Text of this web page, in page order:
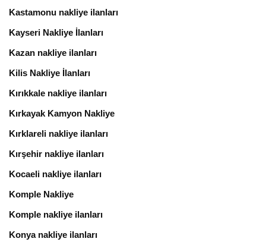
Kastamonu nakliye ilanları
Kayseri Nakliye İlanları
Kazan nakliye ilanları
Kilis Nakliye İlanları
Kırıkkale nakliye ilanları
Kırkayak Kamyon Nakliye
Kırklareli nakliye ilanları
Kırşehir nakliye ilanları
Kocaeli nakliye ilanları
Komple Nakliye
Komple nakliye ilanları
Konya nakliye ilanları